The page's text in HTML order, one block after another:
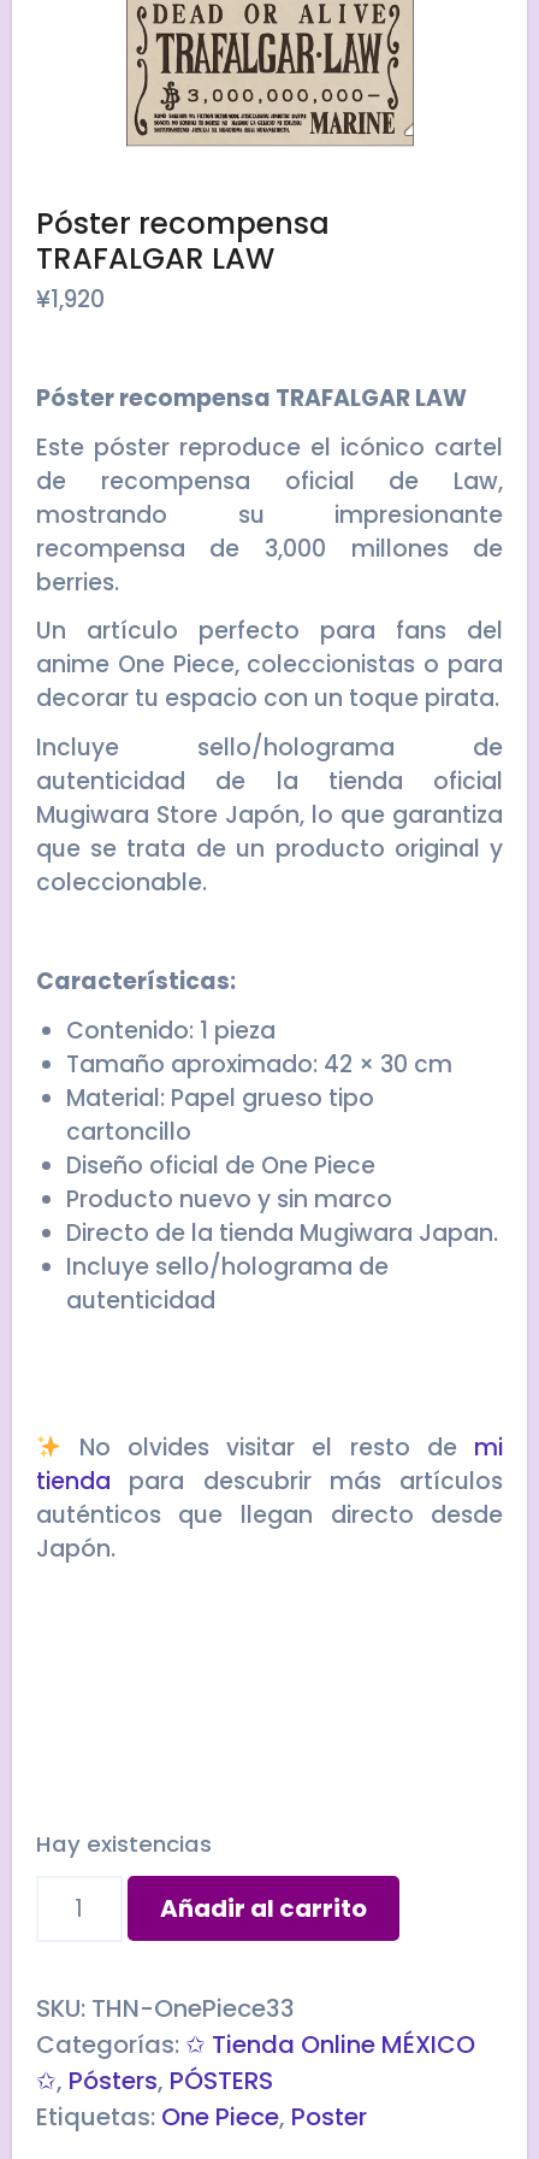
Póster recompensa
TRAFALGAR LAW
¥1,920
Póster recompensa TRAFALGAR LAW
Este póster reproduce el icónico cartel
de recompensa oficial de Law,
mostrando su impresionante
recompensa de 3,000 millones de
berries.
Un artículo perfecto para fans del
anime One Piece, coleccionistas o para
decorar tu espacio con un toque pirata.
Incluye sello/holograma de
autenticidad de la tienda oficial
Mugiwara Store Japón, lo que garantiza
que se trata de un producto original y
coleccionable.
Características:
Contenido: 1 pieza
Tamaño aproximado: 42 × 30 cm
Material: Papel grueso tipo
cartoncillo
Diseño oficial de One Piece
Producto nuevo y sin marco
Directo de la tienda Mugiwara Japan.
Incluye sello/holograma de
autenticidad
No olvides visitar el resto de mi
tienda para descubrir más artículos
auténticos que llegan directo desde
Japón.
Hay existencias
Póster
recompensa
LAW
cantidad
Añadir al carrito
SKU: THN-OnePiece33
Categorías: ✩ Tienda Online MÉXICO
✩, Pósters, PÓSTERS
Etiquetas: One Piece, Poster